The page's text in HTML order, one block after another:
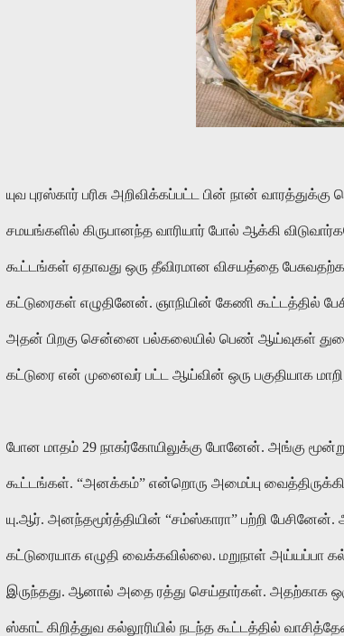
யுவ புரஸ்கார் பரிசு அறிவிக்கப்பட்ட பின் நான்
சமயங்களில் கிருபானந்த வாரியார் போல் ஆக்கி
கூட்டங்கள் ஏதாவது ஒரு தீவிரமான விசயத்தை
கட்டுரைகள் எழுதினேன். ஞாநியின் கேணி கூட்டத்தில்
அதன் பிறகு சென்னை பல்கலையில் பெண் ஆய்வுகள் துறை
கட்டுரை என் முனைவர் பட்ட ஆய்வின் ஒரு பகுதியாக
போன மாதம் 29 நாகர்கோயிலுக்கு போனேன். அங்கு
கூட்டங்கள். “அனக்கம்” என்றொரு அமைப்பு
யு.ஆர். அனந்தமூர்த்தியின் “சம்ஸ்காரா” பற்றி
கட்டுரையாக எழுதி வைக்கவில்லை. மறுநாள் அய்யப்பா
இருந்தது. ஆனால் அதை ரத்து செய்தார்கள். அதற்காக
ஸ்காட் கிறித்துவ கல்லூரியில் நடந்த கூட்டத்தில்